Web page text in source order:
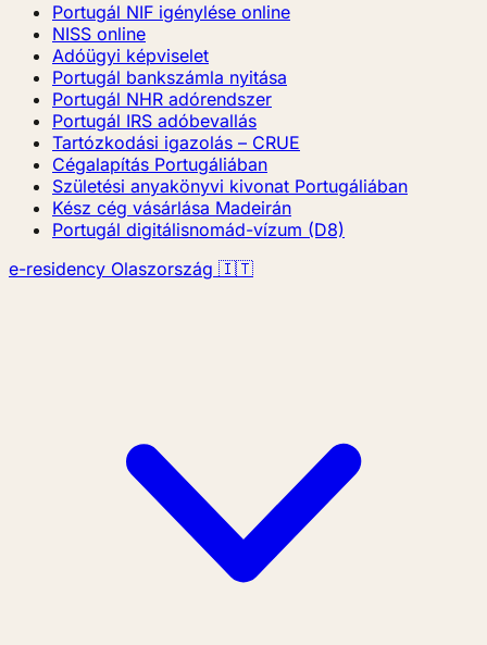
Portugál NIF igénylése online
NISS online
Adóügyi képviselet
Portugál bankszámla nyitása
Portugál NHR adórendszer
Portugál IRS adóbevallás
Tartózkodási igazolás – CRUE
Cégalapítás Portugáliában
Születési anyakönyvi kivonat Portugáliában
Kész cég vásárlása Madeirán
Portugál digitálisnomád-vízum (D8)
e-residency Olaszország 🇮🇹